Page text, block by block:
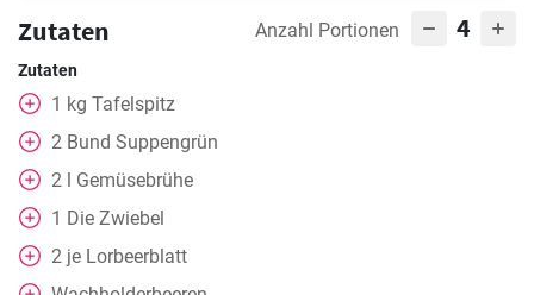
Zutaten Anzahl Portionen 4
Zutaten
1 kg Tafelspitz
2 Bund Suppengrün
2 l Gemüsebrühe
1 Die Zwiebel
2 je Lorbeerblatt